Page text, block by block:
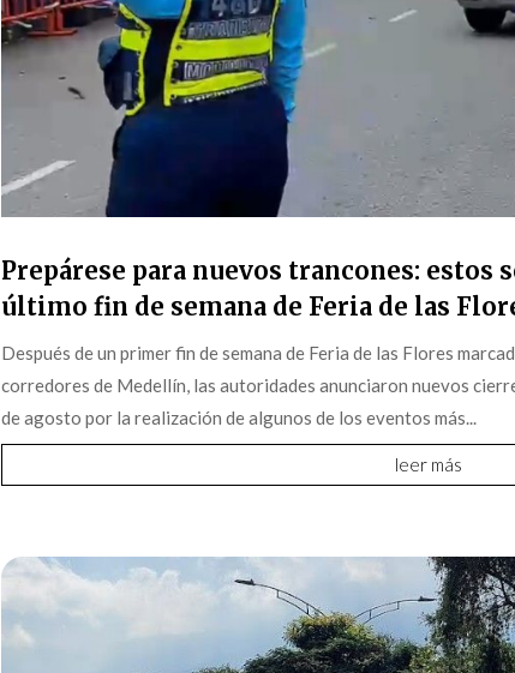
Prepárese para nuevos trancones: estos
último fin de semana de Feria de las
Después de un primer fin de semana de Feria de las Flores
corredores de Medellín, las autoridades anunciaron nuevos
de agosto por la realización de algunos de los eventos más...
leer más